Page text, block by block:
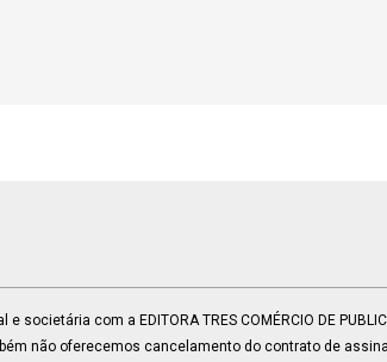
com a EDITORA TRES COMÉRCIO DE
não oferecemos cancelamento do contrato de